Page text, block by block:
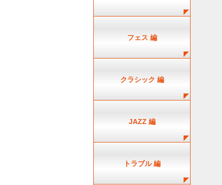
フェス 編
クラシック 編
JAZZ 編
トラブル 編